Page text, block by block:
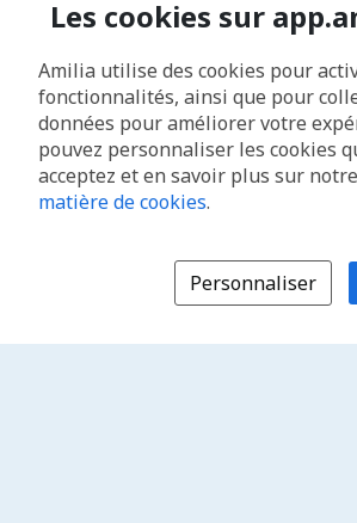
Les cookies sur
Amilia utilise des cookies pour
fonctionnalités, ainsi que pour
données pour améliorer votre
pouvez personnaliser les cookies
acceptez et en savoir plus sur notre
matière de cookies.
Personnaliser